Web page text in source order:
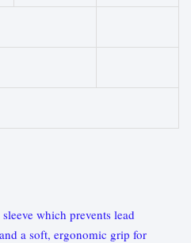
which prevents lead
a soft, ergonomic grip for